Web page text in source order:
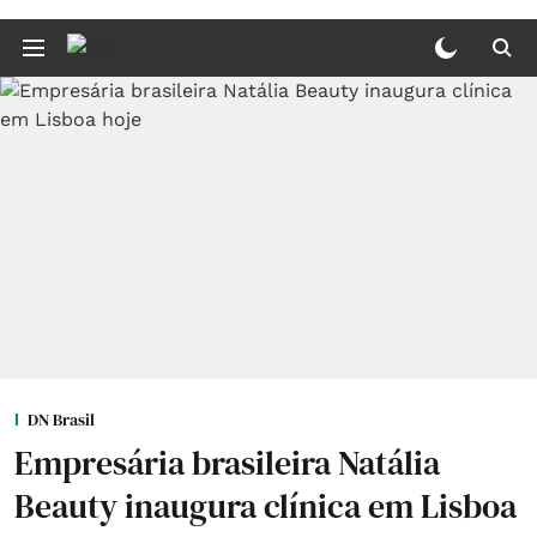
DN Brasil
Empresária brasileira Natália
Beauty inaugura clínica em Lisboa